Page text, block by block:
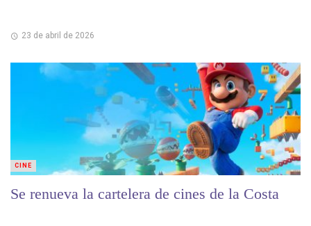
23 de abril de 2026
Se renueva la cartelera de cines de la Costa
CINE